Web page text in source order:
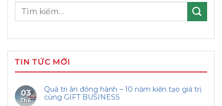
Tìm
TIN TỨC MỚI
03
Th6
Quà tri ân đồng hành – 10 năm kiến tạo giá trị
cùng GIFT BUSINESS